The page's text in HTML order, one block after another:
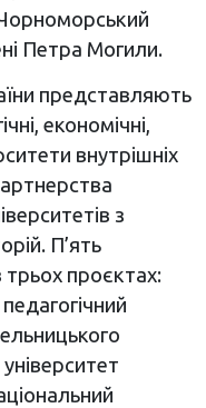
Петра Могили.
представляють
економічні,
внутрішніх
з
П’ять
трьох проєктах: